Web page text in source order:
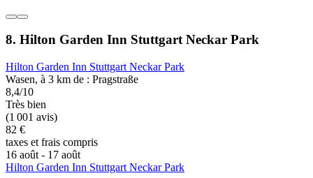
8. Hilton Garden Inn Stuttgart Neckar Park
Hilton Garden Inn Stuttgart Neckar Park
Wasen, à 3 km de : Pragstraße
8,4/10
Très bien
(1 001 avis)
82 €
taxes et frais compris
16 août - 17 août
Hilton Garden Inn Stuttgart Neckar Park